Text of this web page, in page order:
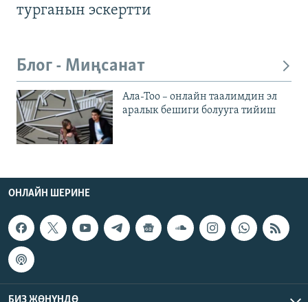
турганын эскертти
Блог - Миңсанат
Ала-Тоо – онлайн таалимдин эл
аралык бешиги болууга тийиш
ОНЛАЙН ШЕРИНЕ